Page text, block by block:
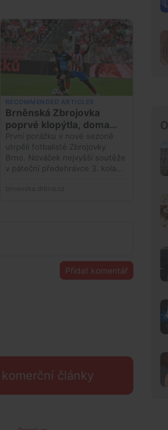
Přidat komentář
komerční články